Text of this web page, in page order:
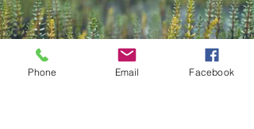
Phone Email Facebook